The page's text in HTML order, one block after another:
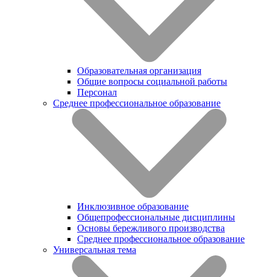
Образовательная организация
Общие вопросы социальной работы
Персонал
Среднее профессиональное образование
Инклюзивное образование
Общепрофессиональные дисциплины
Основы бережливого производства
Среднее профессиональное образование
Универсальная тема